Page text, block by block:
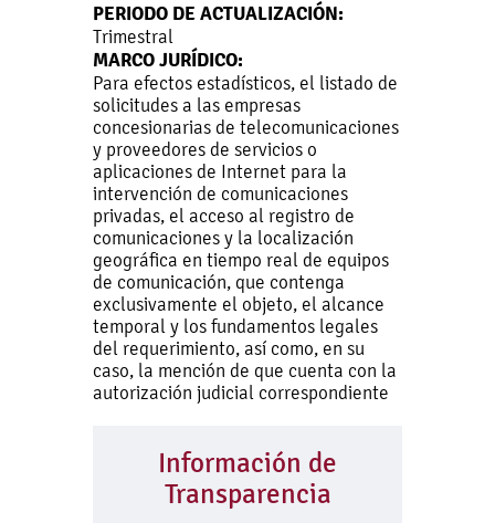
PERIODO DE ACTUALIZACIÓN:
Trimestral
MARCO JURÍDICO:
Para efectos estadísticos, el listado de
solicitudes a las empresas
concesionarias de telecomunicaciones
y proveedores de servicios o
aplicaciones de Internet para la
intervención de comunicaciones
privadas, el acceso al registro de
comunicaciones y la localización
geográfica en tiempo real de equipos
de comunicación, que contenga
exclusivamente el objeto, el alcance
temporal y los fundamentos legales
del requerimiento, así como, en su
caso, la mención de que cuenta con la
autorización judicial correspondiente
Información de
Transparencia